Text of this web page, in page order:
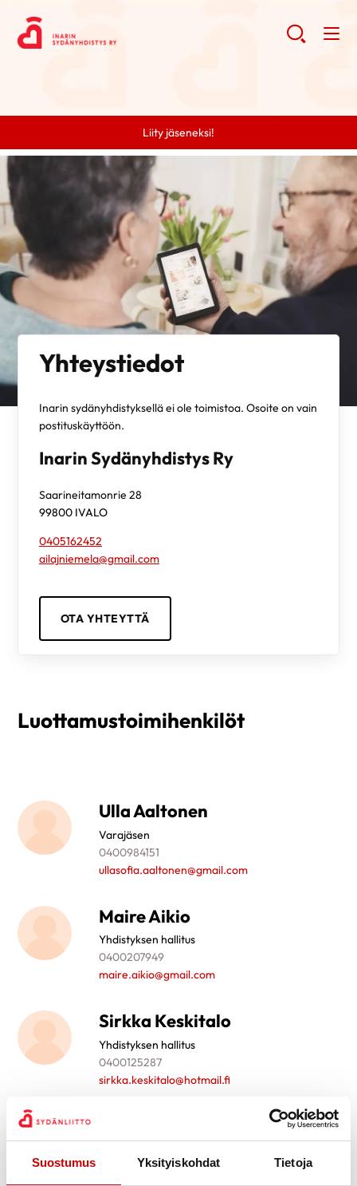
Suostumus Yksityiskohdat Tietoja
Liity jäseneksi!
Yhteystiedot
Inarin sydänyhdistyksellä ei ole toimistoa. Osoite on vain
postituskäyttöön.
Inarin Sydänyhdistys Ry
Saarineitamonrie 28
99800 IVALO
0405162452
ailajniemela@gmail.com
OTA YHTEYTTÄ
Luottamustoimihenkilöt
Ulla Aaltonen
Varajäsen
0400984151
ullasofia.aaltonen@gmail.com
Maire Aikio
Yhdistyksen hallitus
0400207949
maire.aikio@gmail.com
Sirkka Keskitalo
Yhdistyksen hallitus
0400125287
sirkka.keskitalo@hotmail.fi
0443605566